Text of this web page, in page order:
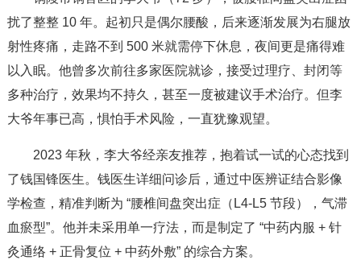
扰了整整 10 年。起初只是偶尔腰酸，后来逐渐发展为右腿放
射性疼痛，走路不到 500 米就需停下休息，夜间更是痛得难
以入眠。他曾多次前往多家医院就诊，接受过理疗、封闭等
多种治疗，效果均不持久，甚至一度被建议手术治疗。但李
大爷年事已高，惧怕手术风险，一直犹豫观望。
2023 年秋，李大爷经亲友推荐，抱着试一试的心态找到
了钱国锋医生。钱医生详细问诊后，通过中医辨证结合影像
学检查，精准判断为 “腰椎间盘突出症（L4-L5 节段），气滞
血瘀型”。他并未采用单一疗法，而是制定了 “中药内服 + 针
灸通络 + 正骨复位 + 中药外敷” 的综合方案。